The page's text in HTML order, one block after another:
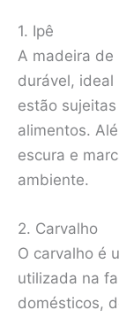
1. Ipê
A madeira de
durável, ideal
estão
alimentos.
escura e
ambiente.
2. Carvalho
O carvalho é
utilizada na
domésticos,